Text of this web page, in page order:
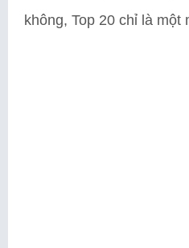
không, Top 20 chỉ là một